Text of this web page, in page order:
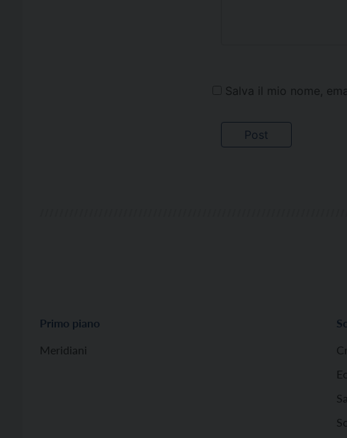
Salva il mio nome,
Primo piano
Meridiani